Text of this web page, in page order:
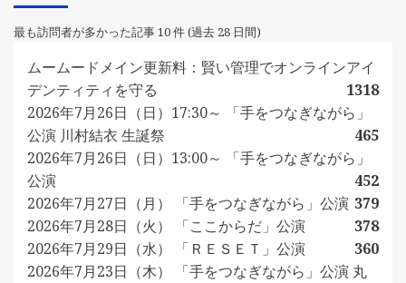
最も訪問者が多かった記事 10 件 (過去 28 日間)
ムームードメイン更新料：賢い管理でオンラインアイ
デンティティを守る
1318
2026年7月26日（日）17:30～ 「手をつなぎながら」
公演 川村結衣 生誕祭
465
2026年7月26日（日）13:00～ 「手をつなぎながら」
公演
452
2026年7月27日（月） 「手をつなぎながら」公演 379
2026年7月28日（火） 「ここからだ」公演
378
2026年7月29日（水） 「ＲＥＳＥＴ」公演
360
2026年7月23日（木） 「手をつなぎながら」公演 丸